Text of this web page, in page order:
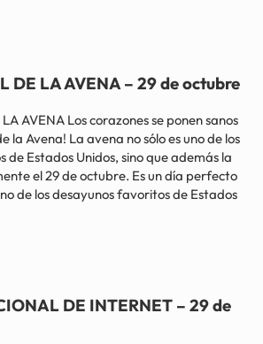
DEL ERMITAÑO – 29 de octubre
DE LA AVENA – 29 de octubre
AVENA Los corazones se ponen sanos
la Avena! La avena no sólo es uno de los
de Estados Unidos, sino que además la
el 29 de octubre. Es un día perfecto
de los desayunos favoritos de Estados
DE LA AVENA – 29 de octubre
DE INTERNET – 29 de